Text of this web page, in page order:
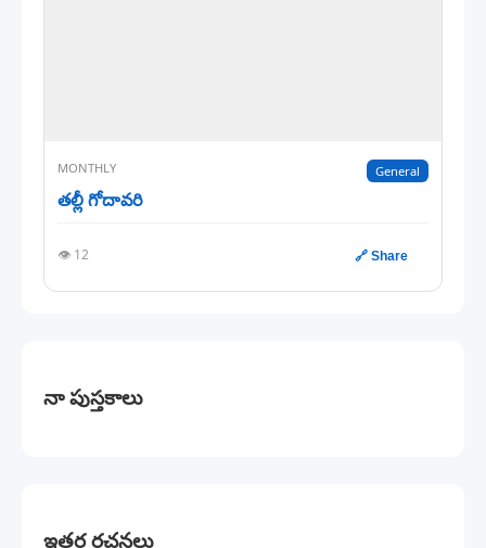
MONTHLY General
తల్లీ గోదావరి
👁️ 12 🔗 Share
నా పుస్తకాలు
ఇతర రచనలు